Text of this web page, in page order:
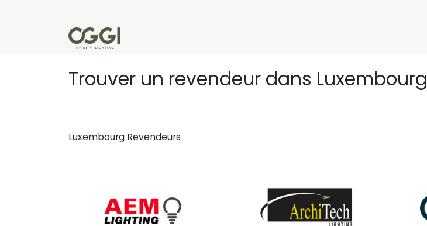
Trouver un revendeur dans Luxembourg
Luxembourg Revendeurs